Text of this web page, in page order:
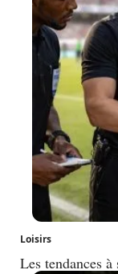
Loisirs
Les tendances